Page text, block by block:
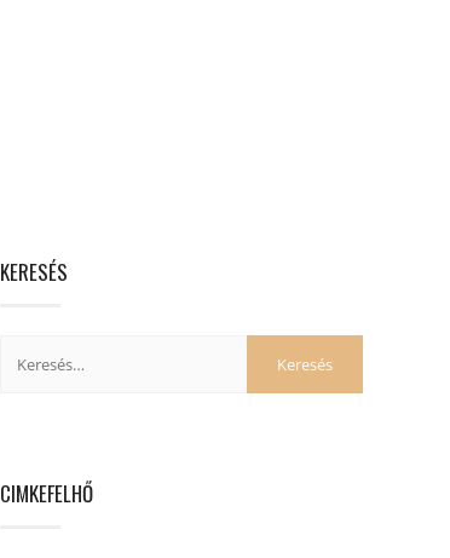
KERESÉS
CIMKEFELHŐ